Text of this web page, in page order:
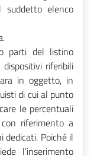
suddetto elenco
parti del listino
riferibili
in oggetto, in
di cui al punto
le percentuali
riferimento a
dedicati. Poiché il
l’inserimento